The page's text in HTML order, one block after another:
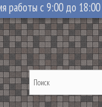
работы с 9:00 до